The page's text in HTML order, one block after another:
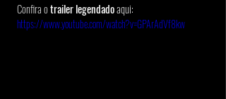
Confira o trailer legendado aqui:
https://www.youtube.com/watch?v=GPArAdVf8kw